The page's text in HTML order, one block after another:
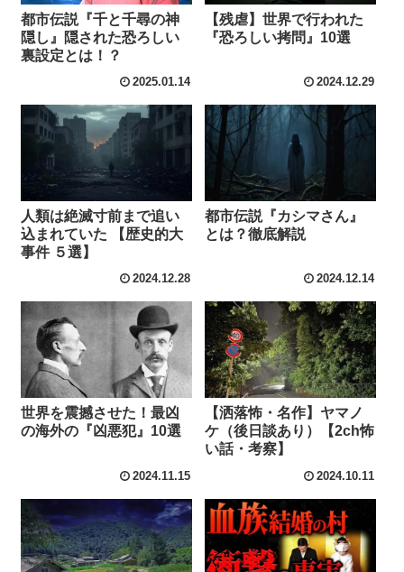
都市伝説『千と千尋の神
隠し』隠された恐ろしい
裏設定とは！？
2025.01.14
【残虐】世界で行われた
『恐ろしい拷問』10選
2024.12.29
人類は絶滅寸前まで追い
込まれていた 【歴史的大
事件 ５選】
2024.12.28
都市伝説『カシマさん』
とは？徹底解説
2024.12.14
世界を震撼させた！最凶
の海外の『凶悪犯』10選
2024.11.15
【洒落怖・名作】ヤマノ
ケ（後日談あり）【2ch怖
い話・考察】
2024.10.11